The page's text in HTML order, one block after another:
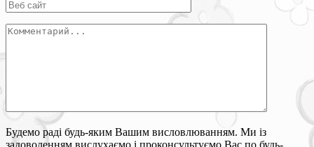
Будемо раді будь-яким Вашим висловлюванням. Ми із